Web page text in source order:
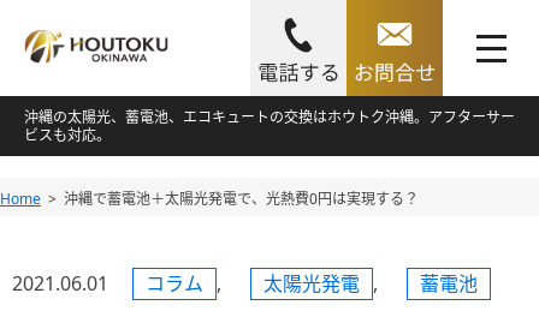
toggle
navigation
Skip
to
content
沖縄の太陽光、蓄電池、エコキュートの交換はホウトク沖縄。アフターサー
ビスも対応。
Skip
content
Home 沖縄で蓄電池＋太陽光発電で、光熱費0円は実現する？
2021.06.01 コラム , 太陽光発電 , 蓄電池